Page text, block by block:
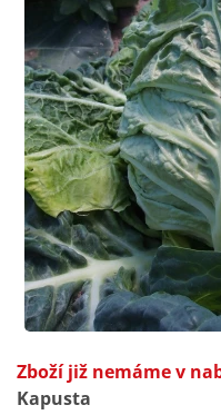
Zboží již nemáme v
Kapusta